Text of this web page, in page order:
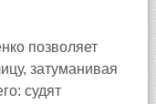
позволяет
затуманивая
судят